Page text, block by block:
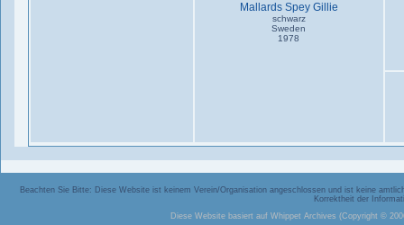
Mallards Spey Gillie
schwarz
Sweden
1978
Beachten Sie Bitte: Diese Website ist keinem Verein/Organisation angeschlossen und ist keine
Korrektheit der
Diese Website basiert auf Whippet Archives (Copyright ©